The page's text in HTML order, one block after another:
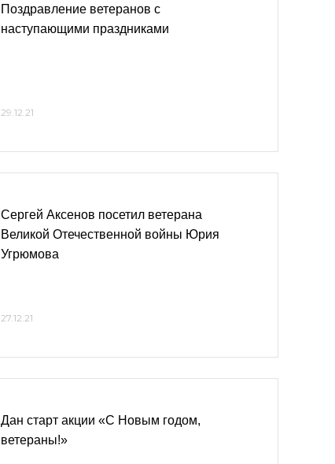
Поздравление ветеранов с
наступающими праздниками
29.12.21
Сергей Аксенов посетил ветерана
Великой Отечественной войны Юрия
Угрюмова
27.12.21
Дан старт акции «С Новым годом,
ветераны!»